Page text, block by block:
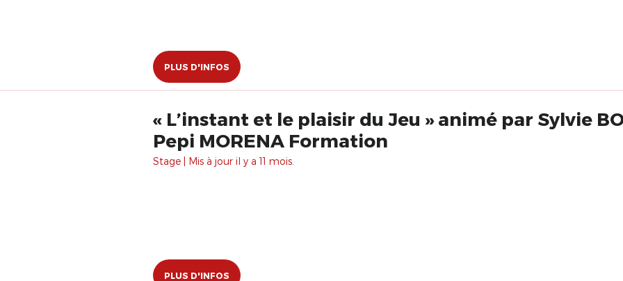
PLUS D'INFOS
« L’instant et le plaisir du Jeu » animé par Sylvie
Pepi MORENA Formation
Stage | Mis à jour il y a 11 mois.
PLUS D'INFOS